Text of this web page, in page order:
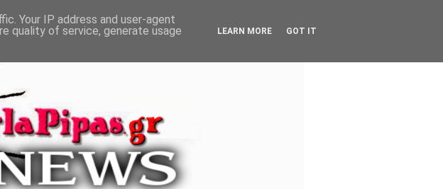
Your IP address and user-agent
quality of service, generate usage
LEARN MORE GOT IT